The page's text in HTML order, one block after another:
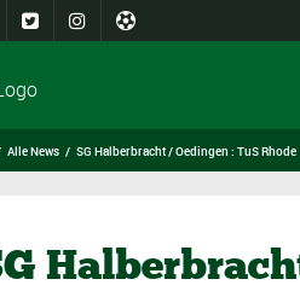
Alle News / SG Halberbracht / Oedingen : TuS Rhode